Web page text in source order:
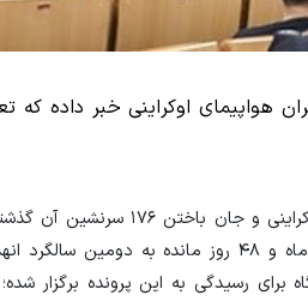
هواپیمای اوکراینی خبر داده که
مدت حدود ۱۸ جلسه دادگاه برای رسیدگی به این